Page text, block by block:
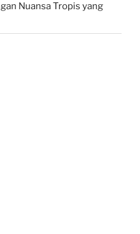
Nuansa Tropis yang